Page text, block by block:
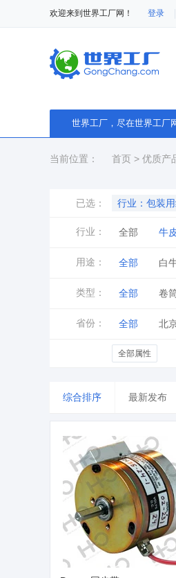
欢迎来到世界工厂网！ 登录
世界工厂，尽在世界工厂
当前位置： 首页 > 优质产
已选： 行业：包装
行业： 全部 牛
透明纸(7)
用途： 全部 白
牛皮纸袋
类型： 全部 卷
省份： 全部 北
山东
全部属性
综合排序 最新发布